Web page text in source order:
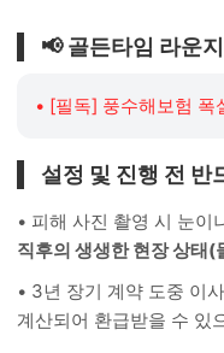
📢골든타임 라운
• [필독] 풍수해보험 폭
설정 및 진행 전 반
• 피해 사진 촬영 시 눈이
직후의 생생한 현장 상태(
• 3년 장기 계약 도중 이
계산되어 환급받을 수 있